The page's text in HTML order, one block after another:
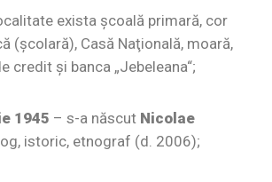
exista şcoală primară, cor
(şcolară), Casă Naţională, moară,
credit şi banca „Jebeleana“;
1945 – s-a născut Nicolae
istoric, etnograf (d. 2006);